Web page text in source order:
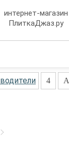
интернет-магазин
ПлиткаДжаз.ру
4 A